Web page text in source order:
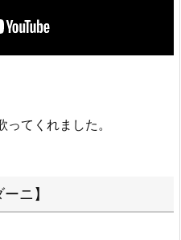
てくれました。
ニ】